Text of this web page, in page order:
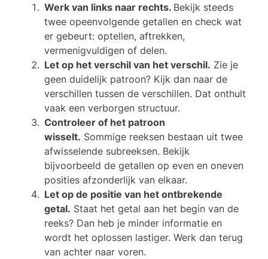
Werk van links naar rechts. Bekijk steeds
twee opeenvolgende getallen en check wat
er gebeurt: optellen, aftrekken,
vermenigvuldigen of delen.
Let op het verschil van het verschil. Zie je
geen duidelijk patroon? Kijk dan naar de
verschillen tussen de verschillen. Dat onthult
vaak een verborgen structuur.
Controleer of het patroon
wisselt. Sommige reeksen bestaan uit twee
afwisselende subreeksen. Bekijk
bijvoorbeeld de getallen op even en oneven
posities afzonderlijk van elkaar.
Let op de positie van het ontbrekende
getal. Staat het getal aan het begin van de
reeks? Dan heb je minder informatie en
wordt het oplossen lastiger. Werk dan terug
van achter naar voren.